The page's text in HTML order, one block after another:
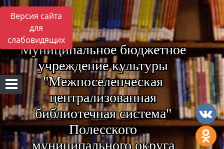
Версия сайта
для
слабовидящих
Муниципальное бюджетное
учреждение культуры
"Межпоселенческая
централизованная
библиотечная система"
Полесского
муниципального округа